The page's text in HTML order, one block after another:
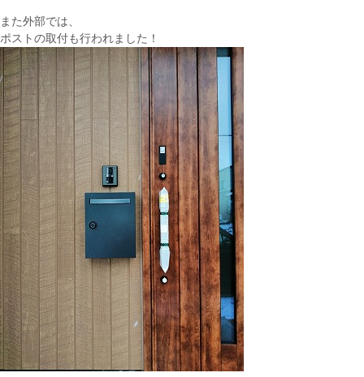
また外部では、
ポストの取付も行われました！